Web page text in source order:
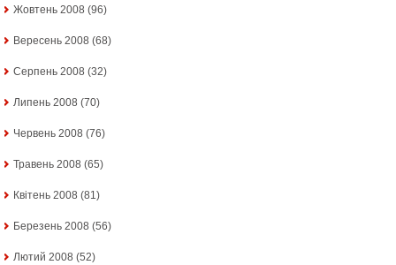
Жовтень 2008 (96)
Вересень 2008 (68)
Серпень 2008 (32)
Липень 2008 (70)
Червень 2008 (76)
Травень 2008 (65)
Квітень 2008 (81)
Березень 2008 (56)
Лютий 2008 (52)